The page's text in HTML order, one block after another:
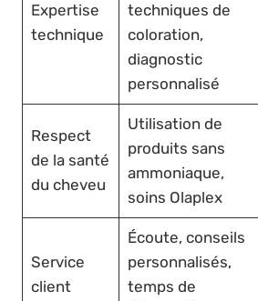
Expertise
technique
techniques de
coloration,
diagnostic
personnalisé
Respect
de la santé
du cheveu
Utilisation de
produits sans
ammoniaque,
soins Olaplex
Service
client
Écoute, conseils
personnalisés,
temps de